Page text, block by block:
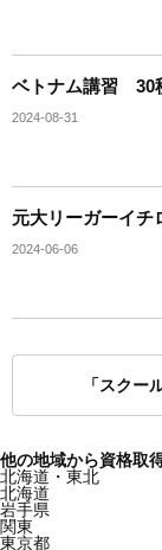
ベトナム講習 30
2024-08-31
元大リーガーイチ
2024-06-06
「スクー
他の地域から資格取
北海道・東北
北海道
岩手県
関東
東京都